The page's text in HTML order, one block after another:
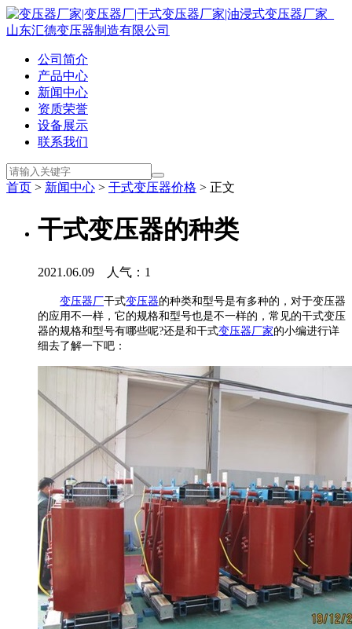
公司简介
产品中心
新闻中心
资质荣誉
设备展示
联系我们
首页 > 新闻中心 > 干式变压器价格 > 正文
干式变压器的种类
2021.06.09 人气： 1
变压器厂干式变压器的种类和型号是有多种的，对于变压器
的应用不一样，它的规格和型号也是不一样的，常见的干式变压
器的规格和型号有哪些呢?还是和干式变压器厂家的小编进行详
细去了解一下吧：